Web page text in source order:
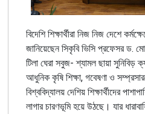
বিদেশি শিক্ষার্থীরা নিজ নিজ দেশে
জানিয়েছেন সিকৃবি ভিসি প্রফেসর
টিলা ঘেরা সবুজ- শ্যামল ছায়া সুনিবিড়
আধুনিক কৃষি শিক্ষা, গবেষণা ও
বিশ্ববিদ্যালয় দেশিয় শিক্ষার্থীদের
লাগার চারণভূমি হয়ে উঠছে। যার